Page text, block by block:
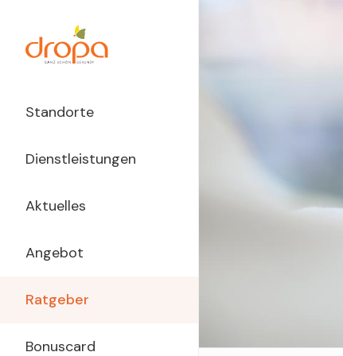
Inhalt
Main
Navigation
dropa
Standorte
Dienstleistungen
Aktuelles
Angebot
Ratgeber
Bonuscard